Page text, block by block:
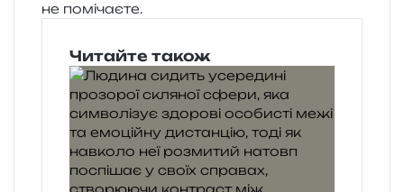
не помічаєте.
Читайте також